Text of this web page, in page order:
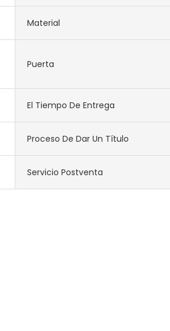
Material
Puerta
El Tiempo De Entrega
Proceso De Dar Un Título
Servicio Postventa